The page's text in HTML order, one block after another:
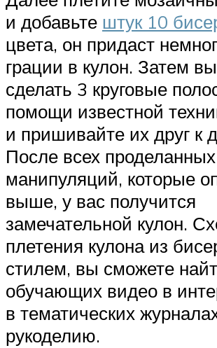
и добавьте штук 10
цвета, он придаст
грации в кулон. Затем
сделать 3 круговые
помощи известной
и пришивайте их друг к
После всех проделанных
манипуляций, которые
выше, у вас получится
замечательной кулон.
плетения кулона из
стилем, вы сможете
обучающих видео в
в тематических
рукоделию.